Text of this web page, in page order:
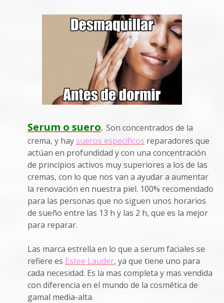
Serum o suero. Son concentrados de la
crema, y haysueros específicos reparadores que
actúan en profundidad y con una concentración
de principios activos muy superiores a los de las
cremas, con lo que nos van a ayudar a aumentar
la renovación en nuestra piel. 100% recomendado
para las personas que no siguen unos horarios
de sueño entre las 13 h y las 2 h, que es la mejor
para reparar.
Las marca estrella en lo que a serum faciales se
refiere es Estee Lauder, ya que tiene uno para
cada necesidad. Es la mas completa y mas vendida
con diferencia en el mundo de la cosmética de
gamal media-alta.